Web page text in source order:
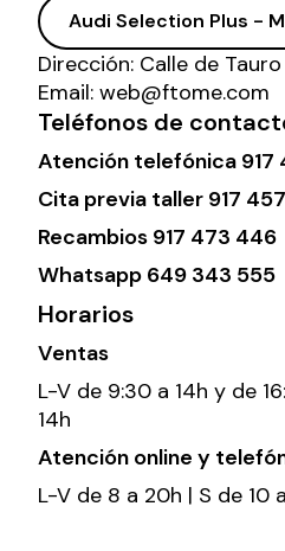
Dirección: Calle de
Email: web@ftome.com
Teléfonos de
Atención telefónica 917
Cita previa taller 917
Recambios 917 473 446
Whatsapp 649 343 555
Horarios
Ventas
L-V de 9:30 a 14h y de
14h
Atención online y
L-V de 8 a 20h | S de 10